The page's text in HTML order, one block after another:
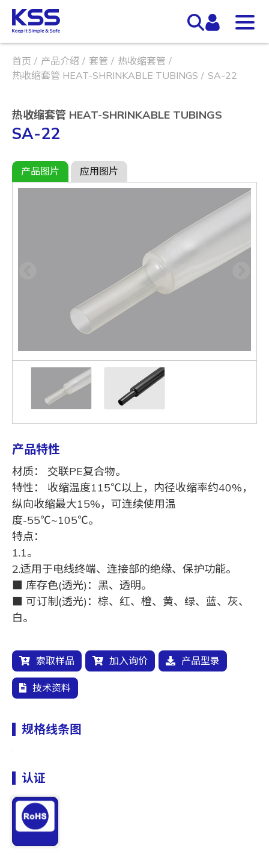
首页 产品介绍 套管
热收缩套管
热收缩套管 HEAT-SHRINKABLE TUBINGS
SA-22
热收缩套管 HEAT-SHRINKABLE TUBINGS
SA-22
产品图片 应用图片
产品特性
材质： 交联PE复合物。
特性： 收缩温度115℃以上，内径收缩率约40%，
纵向收缩最大15%，可连续使用温
度-55℃~105℃。
特点：
1.1。
2.适用于电线终端、连接部的绝缘、保护功能。
■ 库存色(透光)：黑、透明。
■ 可订制(透光)：棕、红、橙、黄、绿、蓝、灰、
白。
索取样品 加入询价 产品型录
技术资料
规格线条图
认证